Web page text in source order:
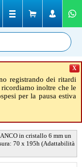
registrando dei ritardi
inoltre che le
per la pausa estiva
X
in cristallo 6 mm un
70 x 195h (Adattabilità